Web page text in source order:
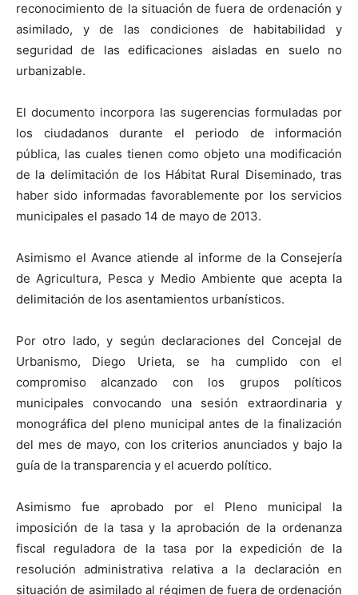
reconocimiento de la situación de fuera de ordenación y
asimilado, y de las condiciones de habitabilidad y
seguridad de las edificaciones aisladas en suelo no
urbanizable.
El documento incorpora las sugerencias formuladas por
los ciudadanos durante el periodo de información
pública, las cuales tienen como objeto una modificación
de la delimitación de los Hábitat Rural Diseminado, tras
haber sido informadas favorablemente por los servicios
municipales el pasado 14 de mayo de 2013.
Asimismo el Avance atiende al informe de la Consejería
de Agricultura, Pesca y Medio Ambiente que acepta la
delimitación de los asentamientos urbanísticos.
Por otro lado, y según declaraciones del Concejal de
Urbanismo, Diego Urieta, se ha cumplido con el
compromiso alcanzado con los grupos políticos
municipales convocando una sesión extraordinaria y
monográfica del pleno municipal antes de la finalización
del mes de mayo, con los criterios anunciados y bajo la
guía de la transparencia y el acuerdo político.
Asimismo fue aprobado por el Pleno municipal la
imposición de la tasa y la aprobación de la ordenanza
fiscal reguladora de la tasa por la expedición de la
resolución administrativa relativa a la declaración en
situación de asimilado al régimen de fuera de ordenación